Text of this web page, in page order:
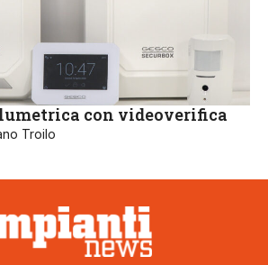
con videoverifica
Troilo